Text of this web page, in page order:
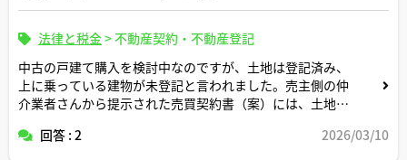
法律と税金>不動産契約・不動産登記
中古の戸建て購入を検討中なのですが、土地は登記済み、
上に乗っている建物が未登記と言われました。売主側の仲
介業者さんから提示された売買契約書（案）には、土地の
況有姿」とだけ書かれています。
回答 : 2 2026/03/10